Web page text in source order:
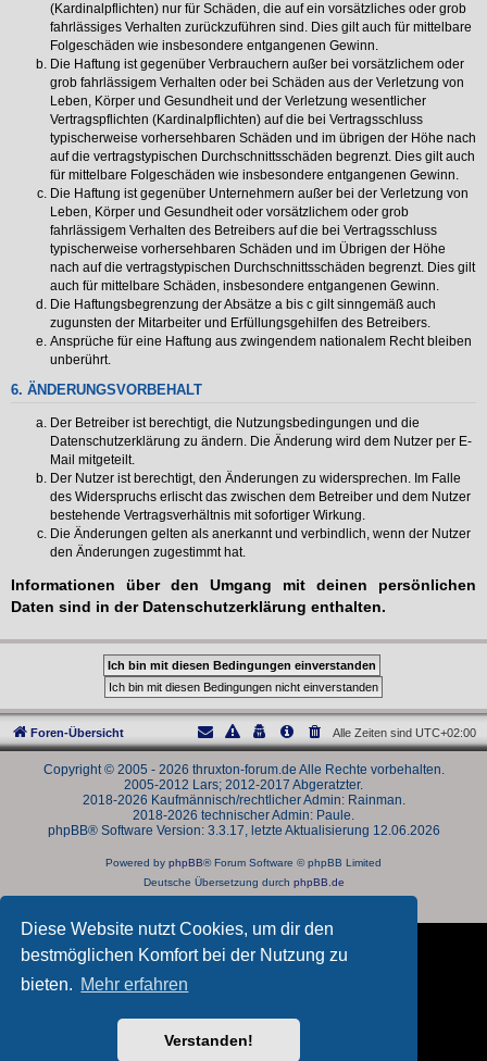
Diese Website nutzt Cookies, um dir den
bestmöglichen Komfort bei der Nutzung zu
bieten. Mehr erfahren
Verstanden!
(Kardinalpflichten) nur für Schäden, die auf ein vorsätzliches oder grob
fahrlässiges Verhalten zurückzuführen sind. Dies gilt auch für mittelbare
Folgeschäden wie insbesondere entgangenen Gewinn.
Die Haftung ist gegenüber Verbrauchern außer bei vorsätzlichem oder
grob fahrlässigem Verhalten oder bei Schäden aus der Verletzung von
Leben, Körper und Gesundheit und der Verletzung wesentlicher
Vertragspflichten (Kardinalpflichten) auf die bei Vertragsschluss
typischerweise vorhersehbaren Schäden und im übrigen der Höhe nach
auf die vertragstypischen Durchschnittsschäden begrenzt. Dies gilt auch
für mittelbare Folgeschäden wie insbesondere entgangenen Gewinn.
Die Haftung ist gegenüber Unternehmern außer bei der Verletzung von
Leben, Körper und Gesundheit oder vorsätzlichem oder grob
fahrlässigem Verhalten des Betreibers auf die bei Vertragsschluss
typischerweise vorhersehbaren Schäden und im Übrigen der Höhe
nach auf die vertragstypischen Durchschnittsschäden begrenzt. Dies gilt
auch für mittelbare Schäden, insbesondere entgangenen Gewinn.
Die Haftungsbegrenzung der Absätze a bis c gilt sinngemäß auch
zugunsten der Mitarbeiter und Erfüllungsgehilfen des Betreibers.
Ansprüche für eine Haftung aus zwingendem nationalem Recht bleiben
unberührt.
6. ÄNDERUNGSVORBEHALT
Der Betreiber ist berechtigt, die Nutzungsbedingungen und die
Datenschutzerklärung zu ändern. Die Änderung wird dem Nutzer per E-
Mail mitgeteilt.
Der Nutzer ist berechtigt, den Änderungen zu widersprechen. Im Falle
des Widerspruchs erlischt das zwischen dem Betreiber und dem Nutzer
bestehende Vertragsverhältnis mit sofortiger Wirkung.
Die Änderungen gelten als anerkannt und verbindlich, wenn der Nutzer
den Änderungen zugestimmt hat.
Informationen über den Umgang mit deinen persönlichen
Daten sind in der Datenschutzerklärung enthalten.
Foren-Übersicht Alle Zeiten sind UTC+02:00
Copyright © 2005 - 2026 thruxton-forum.de Alle Rechte vorbehalten.
2005-2012 Lars; 2012-2017 Abgeratzter.
2018-2026 Kaufmännisch/rechtlicher Admin: Rainman.
2018-2026 technischer Admin: Paule.
phpBB® Software Version: 3.3.17, letzte Aktualisierung 12.06.2026
Powered by phpBB® Forum Software © phpBB Limited
Deutsche Übersetzung durch phpBB.de